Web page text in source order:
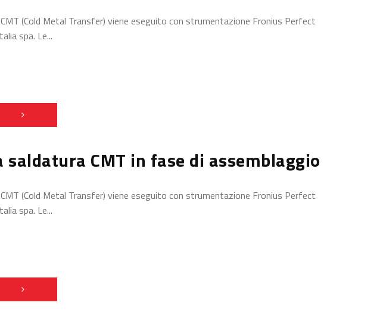
(Cold Metal Transfer) viene eseguito con strumentazione Fronius Perfect
spa. Le...
CMT in fase di assemblaggio
(Cold Metal Transfer) viene eseguito con strumentazione Fronius Perfect
spa. Le...